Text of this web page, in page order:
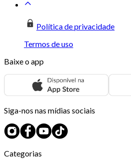
Política de privacidade
Termos de uso
Baixe o app
Siga-nos nas mídias sociais
Categorias